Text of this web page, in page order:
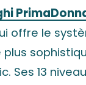
offre le
Ses 13